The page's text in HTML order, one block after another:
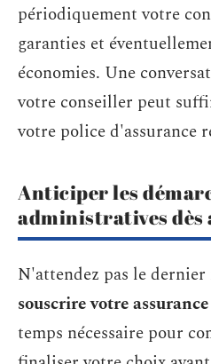
périodiquement votre
garanties et
économies. Une
votre conseiller peut
votre police d'assurance
Anticiper les
administratives
N'attendez pas le
souscrire votre
temps nécessaire pour